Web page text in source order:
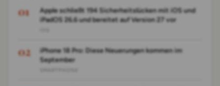
Apple schließt 194 Sicherheitslücken mit iOS und
iPadOS 26.6 und bereitet auf Version 27 vor
iPhone 18 Pro: Diese Neuerungen kommen im
September